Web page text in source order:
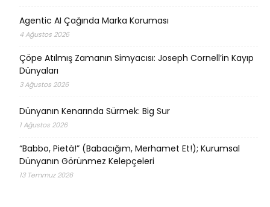
Agentic AI Çağında Marka Koruması
4 Ağustos 2026
Çöpe Atılmış Zamanın Simyacısı: Joseph Cornell’in Kayıp
Dünyaları
3 Ağustos 2026
Dünyanın Kenarında Sürmek: Big Sur
1 Ağustos 2026
“Babbo, Pietà!” (Babacığım, Merhamet Et!); Kurumsal
Dünyanın Görünmez Kelepçeleri
13 Temmuz 2026